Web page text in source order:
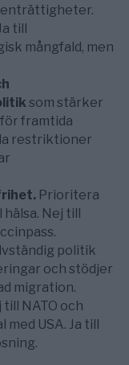
till
mångfald, men
som stärker
framtida
restriktioner
Prioritera
Nej till
politik
och stödjer
migration.
till NATO och
USA. Ja till